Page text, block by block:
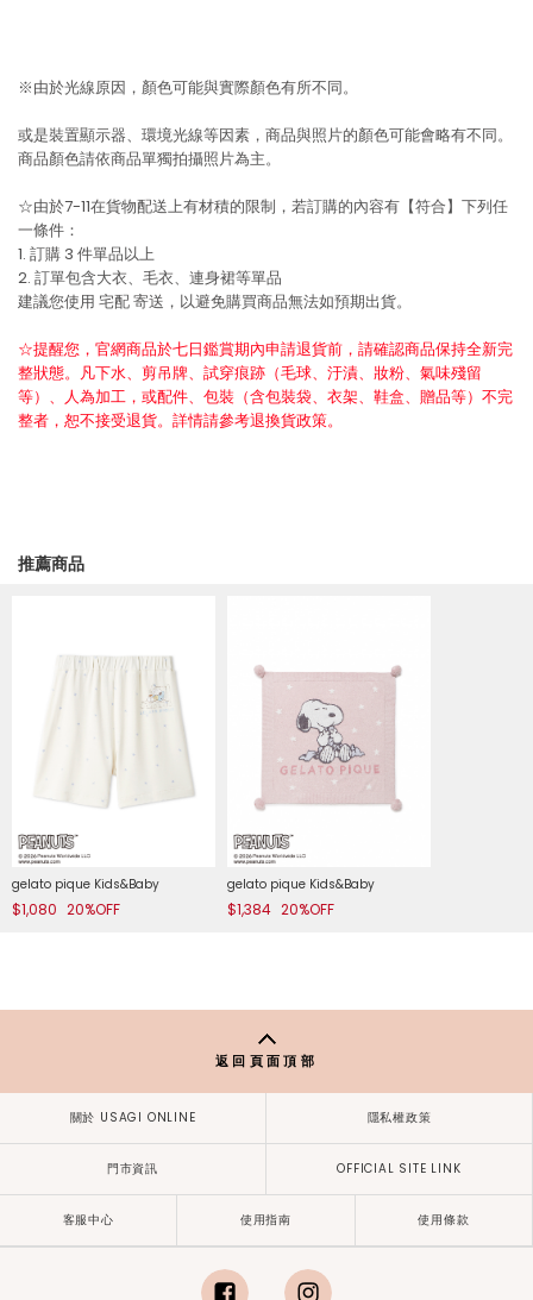
※由於光線原因，顏色可能與實際顏色有所不同。
或是裝置顯示器、環境光線等因素，商品與照片的顏色可能會略有不同。
商品顏色請依商品單獨拍攝照片為主。
☆由於7-11在貨物配送上有材積的限制，若訂購的內容有【符合】下列任
一條件：
1. 訂購 3 件單品以上
2. 訂單包含大衣、毛衣、連身裙等單品
建議您使用 宅配寄送，以避免購買商品無法如預期出貨。
☆提醒您，官網商品於七日鑑賞期內申請退貨前，請確認商品保持全新完
整狀態。凡下水、剪吊牌、試穿痕跡（毛球、汙漬、妝粉、氣味殘留
等）、人為加工，或配件、包裝（含包裝袋、衣架、鞋盒、贈品等）不完
整者，恕不接受退貨。詳情請參考退換貨政策。
推薦商品
gelato pique Kids&Baby
$1,080 20%OFF
gelato pique Kids&Baby
$1,384 20%OFF
返回頁面頂部
關於 USAGI ONLINE 隱私權政策
門市資訊 OFFICIAL SITE LINK
客服中心 使用指南 使用條款